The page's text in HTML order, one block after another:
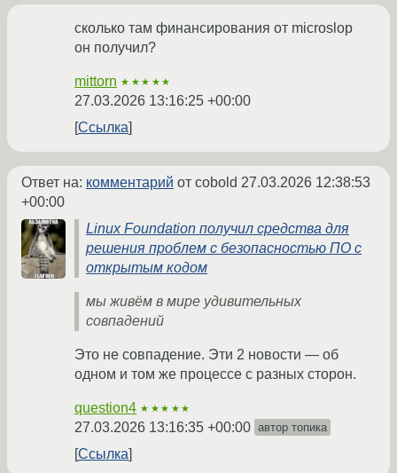
сколько там финансирования от microslop
он получил?
mittorn ★★★★★
27.03.2026 13:16:25 +00:00
Ссылка
Ответ на: комментарий от cobold 27.03.2026 12:38:53
+00:00
Linux Foundation получил средства для
решения проблем с безопасностью ПО с
открытым кодом
мы живём в мире удивительных
совпадений
Это не совпадение. Эти 2 новости — об
одном и том же процессе с разных сторон.
question4 ★★★★★
27.03.2026 13:16:35 +00:00 автор топика
Ссылка